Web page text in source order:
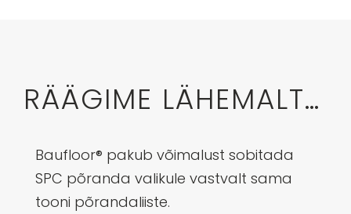
RÄÄGIME LÄHEMALT…
Baufloor® pakub võimalust sobitada
SPC põranda valikule vastvalt sama
tooni põrandaliiste.